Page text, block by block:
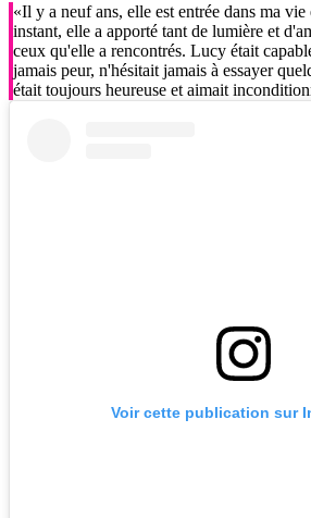
«Il y a neuf ans, elle est entrée dans ma
instant, elle a apporté tant de lumière et
ceux qu'elle a rencontrés. Lucy était
jamais peur, n'hésitait jamais à essayer
était toujours heureuse et aimait
Voir cette publication sur